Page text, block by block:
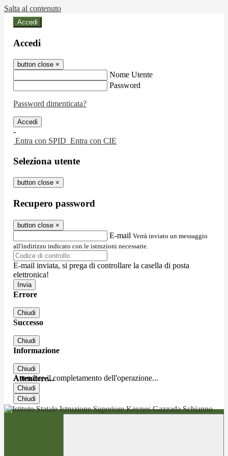
Salta al contenuto
Accedi
Accedi
button close ×
Nome Utente
Password
Password dimenticata?
-
Entra con SPID Entra con CIE
Seleziona utente
button close ×
Recupero password
button close ×
E-mail Verrà inviato un messaggio
all'indirizzo indicato con le istruzioni necessarie.
E-mail inviata, si prega di controllare la casella di posta
elettronica!
Errore
Chiudi
Successo
Chiudi
Informazione
Chiudi
Attendere...
Attendere il completamento dell'operazione...
Chiudi
Chiudi